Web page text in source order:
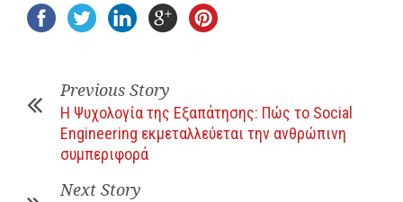
Previous Story
Η Ψυχολογία της Εξαπάτησης: Πώς το Social
Engineering εκμεταλλεύεται την ανθρώπινη
συμπεριφορά
Next Story